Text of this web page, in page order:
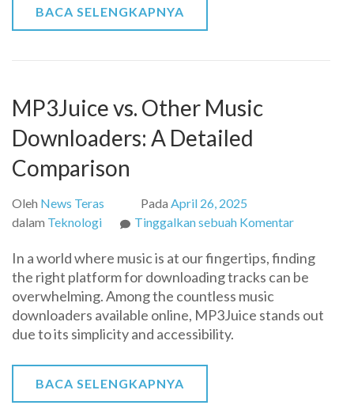
BACA SELENGKAPNYA
MP3Juice vs. Other Music
Downloaders: A Detailed
Comparison
Oleh News Teras Pada April 26, 2025
dalam Teknologi Tinggalkan sebuah Komentarpada
vs.
Other
In a world where music is at our fingertips, finding
the right platform for downloading tracks can be
overwhelming. Among the countless music
downloaders available online, MP3Juice stands out
due to its simplicity and accessibility.
BACA SELENGKAPNYA